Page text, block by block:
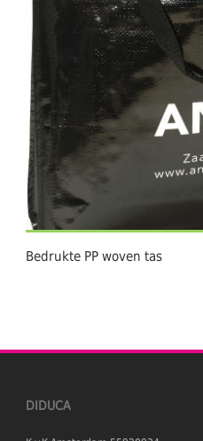
Bedrukte PP woven tas
DIDUCA